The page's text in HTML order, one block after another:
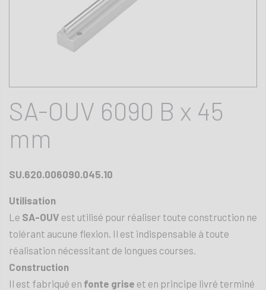
SA-OUV 6090 B x 45
mm
SU.620.006090.045.10
Utilisation
Le SA-OUV est utilisé pour réaliser toute construction ne
tolérant aucune flexion. Il est indispensable à toute
réalisation nécessitant de longues courses.
Construction
Il est fabriqué en fonte grise et en principe livré terminé